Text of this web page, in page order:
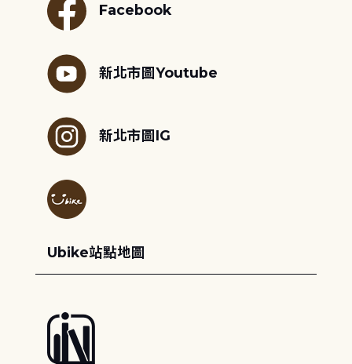
Facebook
新北市圖Youtube
新北市圖IG
Ubike站點地圖